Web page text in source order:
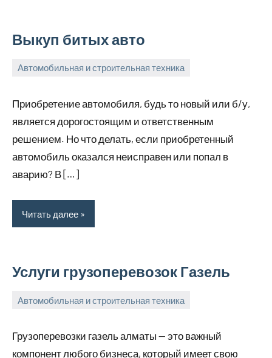
Выкуп битых авто
Автомобильная и строительная техника
2023
Приобретение автомобиля, будь то новый или б/у,
является дорогостоящим и ответственным
решением. Но что делать, если приобретенный
автомобиль оказался неисправен или попал в
аварию? В […]
Читать далее
Услуги грузоперевозок Газель
Автомобильная и строительная техника
2023
Грузоперевозки газель алматы — это важный
компонент любого бизнеса, который имеет свою